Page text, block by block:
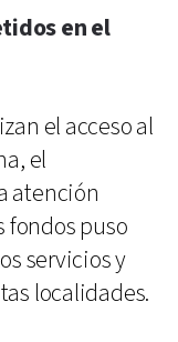
en el
el acceso al
el
atención
fondos puso
servicios y
localidades.